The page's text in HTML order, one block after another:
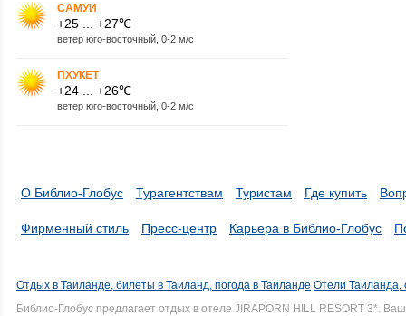
САМУИ
+25 ... +27℃
ветер юго-восточный, 0-2 м/с
ПХУКЕТ
+24 ... +26℃
ветер юго-восточный, 0-2 м/с
О Библио-Глобус Турагентствам Туристам Где купить
Фирменный стиль Пресс-центр Карьера в Библио-Глобус
Отдых в Таиланде, билеты в Таиланд, погода в Таиланде Отели Таиланда,
Библио-Глобус предлагает отдых в отеле JIRAPORN HILL RESORT 3*.